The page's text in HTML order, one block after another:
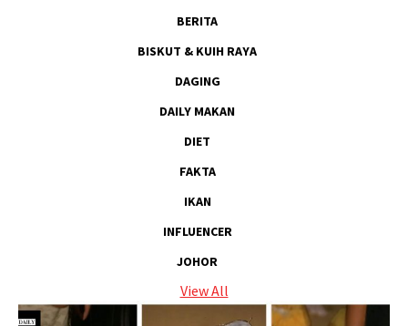
BERITA
BISKUT & KUIH RAYA
DAGING
DAILY MAKAN
DIET
FAKTA
IKAN
INFLUENCER
JOHOR
View All